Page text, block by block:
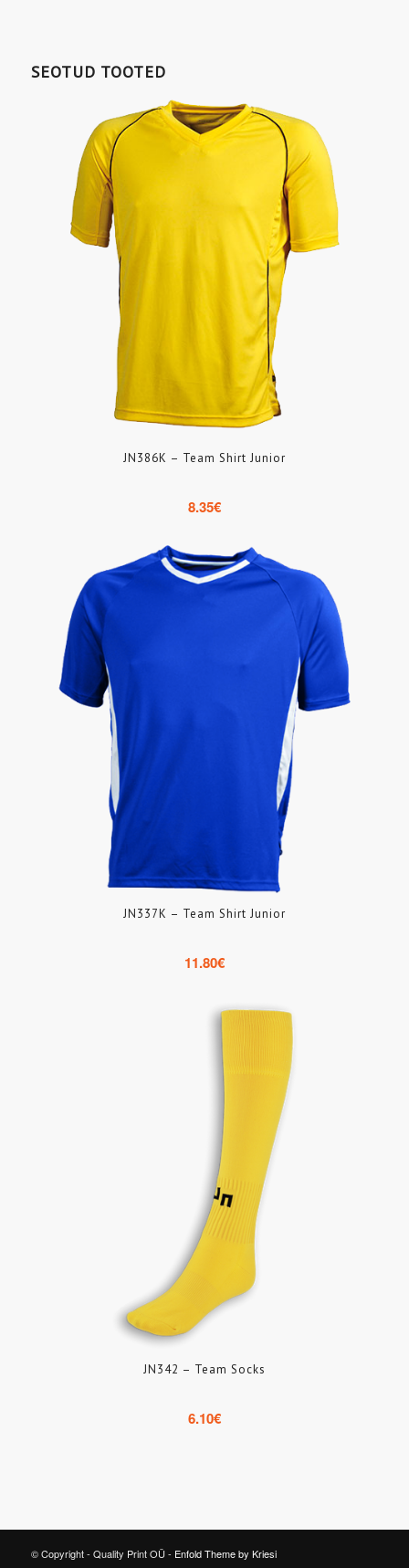
SEOTUD TOOTED
JN386K – Team Shirt Junior
8.35€
JN337K – Team Shirt Junior
11.80€
JN342 – Team Socks
6.10€
© Copyright - Quality Print OÜ - Enfold Theme by Kriesi